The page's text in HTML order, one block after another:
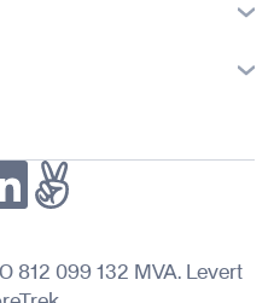
099 132 MVA. Levert